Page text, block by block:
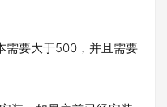
需要大于500，并且需要